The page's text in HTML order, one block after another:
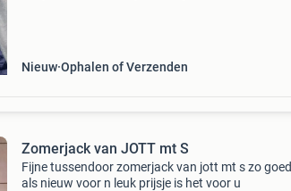
Nieuw Ophalen of Verzenden
Zomerjack van JOTT mt S
Fijne tussendoor zomerjack van jott mt s zo goed
als nieuw voor n leuk prijsje is het voor u